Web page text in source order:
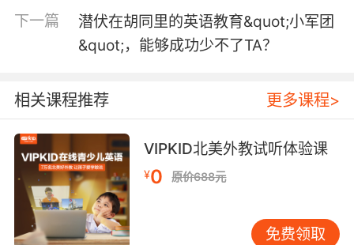
培养阅读兴趣？
孩子阅读速度太快，到底能够理解多少？该如何
指导有效的阅读过程?
孩子只爱读中文书，对于英文读物会急于翻看译
本。如何进行英文阅读？
下一篇
潜伏在胡同里的英语教育&quot;小军团
&quot;，能够成功少不了TA？
相关课程推荐 更多课程>
VIPKID北美外教试听体验课
¥0 原价688元
免费领取